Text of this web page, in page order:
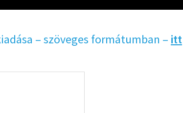
– szöveges formátumban – itt